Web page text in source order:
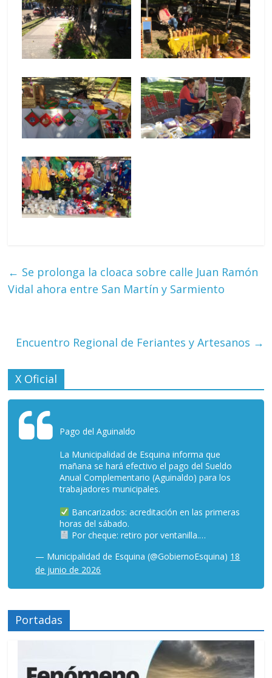
← Se prolonga la cloaca sobre calle Juan Ramón
Vidal ahora entre San Martín y Sarmiento
Encuentro Regional de Feriantes y Artesanos →
X Oficial
Pago del Aguinaldo
La Municipalidad de Esquina informa que
mañana se hará efectivo el pago del Sueldo
Anual Complementario (Aguinaldo) para los
trabajadores municipales.
Bancarizados: acreditación en las primeras
horas del sábado.
Por cheque: retiro por ventanilla.…
— Municipalidad de Esquina (@GobiernoEsquina) 18
de junio de 2026
Portadas